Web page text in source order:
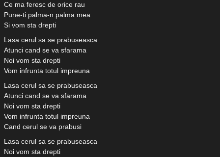
Ce ma feresc de orice rau
Pune-ti palma-n palma mea
Si vom sta drepti
Lasa cerul sa se prabuseasca
Atunci cand se va sfarama
Noi vom sta drepti
Vom infrunta totul impreuna
Lasa cerul sa se prabuseasca
Atunci cand se va sfarama
Noi vom sta drepti
Vom infrunta totul impreuna
Cand cerul se va prabusi
Lasa cerul sa se prabuseasca
Noi vom sta drepti